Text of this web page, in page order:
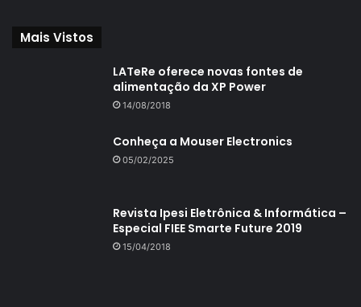
Mais Vistos
LATeRe oferece novas fontes de
alimentação da XP Power
14/08/2018
Conheça a Mouser Electronics
05/02/2025
Revista Ipesi Eletrônica & Informática –
Especial FIEE Smarte Future 2019
15/04/2018